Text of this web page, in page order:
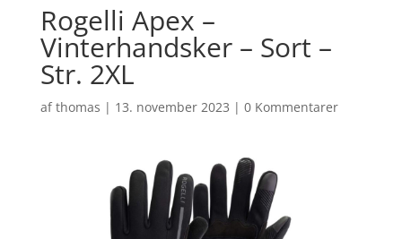
Rogelli Apex –
Vinterhandsker – Sort –
Str. 2XL
afthomas | 13. november 2023 | 0 Kommentarer